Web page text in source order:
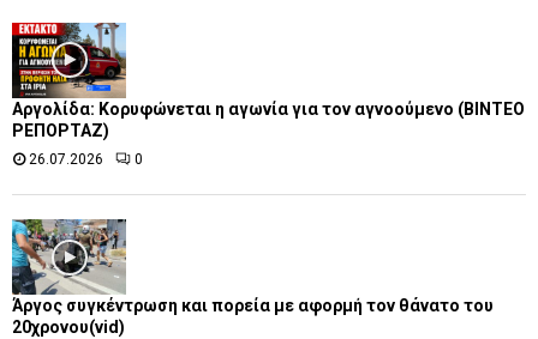
Αργολίδα: Κορυφώνεται η αγωνία για τον αγνοούμενο (ΒΙΝΤΕΟ
ΡΕΠΟΡΤΑΖ)
26.07.2026 0
Άργος συγκέντρωση και πορεία με αφορμή τον θάνατο του
20χρονου(vid)